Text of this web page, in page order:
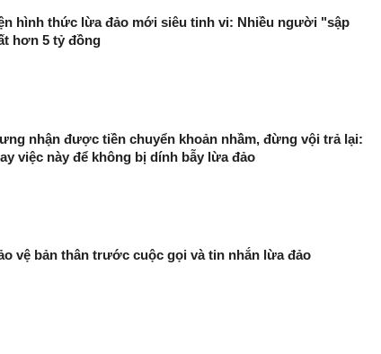
hình thức lừa đảo mới siêu tinh vi: Nhiều người "sập
hơn 5 tỷ đồng
nhận được tiền chuyển khoản nhầm, đừng vội trả lại:
việc này để không bị dính bẫy lừa đảo
vệ bản thân trước cuộc gọi và tin nhắn lừa đảo